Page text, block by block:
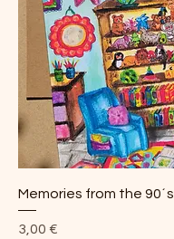
Memories from the 90´s
Preis
3,00 €